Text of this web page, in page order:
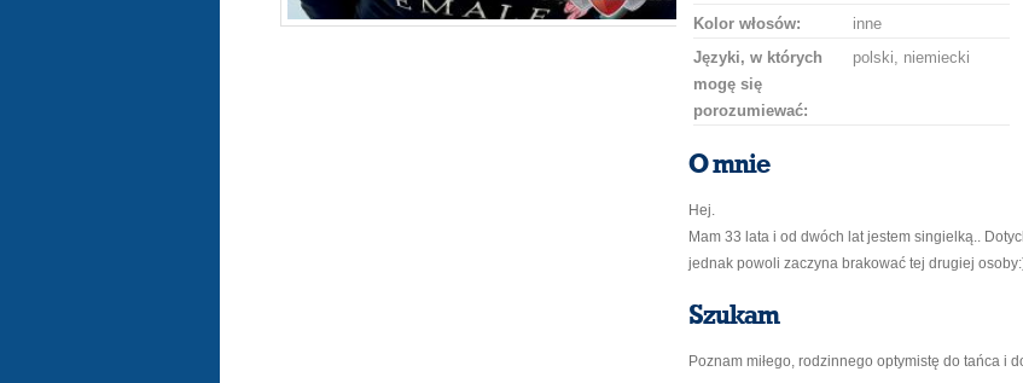
Kolor włosów:
inne
Języki, w których
mogę się
porozumiewać:
polski, niemiecki
O mnie
Hej.
Mam 33 lata i od dwóch lat jestem singielką..
jednak powoli zaczyna brakować tej drugiej
Szukam
Poznam miłego, rodzinnego optymistę do tańca i